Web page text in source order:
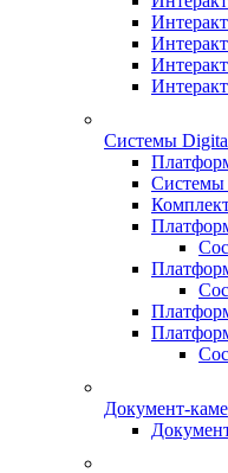
Системы
Системы
Документ-